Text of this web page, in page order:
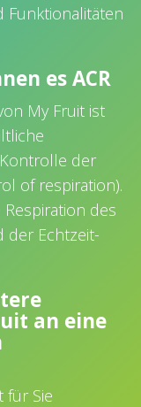
Funktionalitäten
es ACR
My Fruit ist
der
of respiration).
des
der Echtzeit-
an eine
für Sie